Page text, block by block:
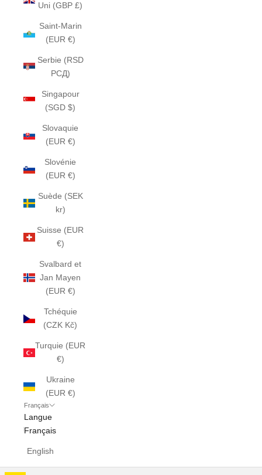
Uni (GBP £)
Saint-Marin
(EUR €)
Serbie (RSD
РСД)
Singapour
(SGD $)
Slovaquie
(EUR €)
Slovénie
(EUR €)
Suède (SEK
kr)
Suisse (EUR
€)
Svalbard et
Jan Mayen
(EUR €)
Tchéquie
(CZK Kč)
Turquie (EUR
€)
Ukraine
(EUR €)
Français
Langue
Français
English